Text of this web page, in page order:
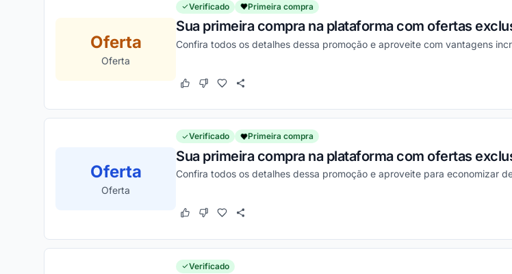
Oferta
Oferta
Verificado Primeira compra
Sua primeira compra na plataforma com ofertas
Confira todos os detalhes dessa promoção e aproveite com vantagens
Este cupom funcionou
Este cupom não funcionou
Oferta
Oferta
Verificado Primeira compra
Sua primeira compra na plataforma com ofertas
Confira todos os detalhes dessa promoção e aproveite para economizar
Este cupom funcionou
Este cupom não funcionou
Verificado